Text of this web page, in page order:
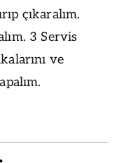
çıkaralım.
3 Servis
ve